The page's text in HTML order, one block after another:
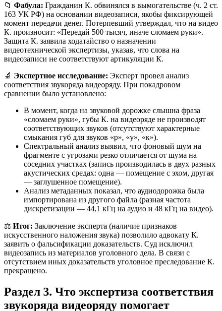
📁 Фабула: Гражданин К. обвинялся в вымогательстве (ч. 2 ст.
163 УК РФ) на основании видеозаписи, якобы фиксирующей
момент передачи денег. Потерпевший утверждал, что на видео
К. произносит: «Передай 500 тысяч, иначе сломаем руки».
Защита К. заявила ходатайство о назначении
видеотехнической экспертизы, указав, что слова на
видеозаписи не соответствуют артикуляции К.
🔬 Экспертное исследование: Эксперт провел анализ
соответствия звукоряда видеоряду. При покадровом
сравнении было установлено:
В момент, когда на звуковой дорожке слышна фраза
«сломаем руки», губы К. на видеоряде не производят
соответствующих звуков (отсутствуют характерные
смыкания губ для звуков «р», «у», «к»).
Спектральный анализ выявил, что фоновый шум на
фрагменте с угрозами резко отличается от шума на
соседних участках (запись производилась в двух разных
акустических средах: одна — помещение с эхом, другая
— заглушенное помещение).
Анализ метаданных показал, что аудиодорожка была
импортирована из другого файла (разная частота
дискретизации — 44,1 кГц на аудио и 48 кГц на видео).
⚖️ Итог: Заключение эксперта (наличие признаков
искусственного наложения звука) позволило адвокату К.
заявить о фальсификации доказательств. Суд исключил
видеозапись из материалов уголовного дела. В связи с
отсутствием иных доказательств уголовное преследование К.
прекращено.
Раздел 3. Что экспертиза соответствия
звукоряда видеоряду помогает